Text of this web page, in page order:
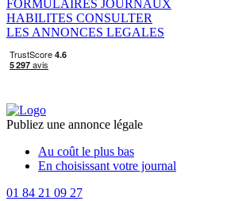
FORMULAIRES JOURNAUX
HABILITES CONSULTER
LES ANNONCES LEGALES
Publiez une annonce légale
Au coût le plus bas
En choisissant votre journal
01 84 21 09 27